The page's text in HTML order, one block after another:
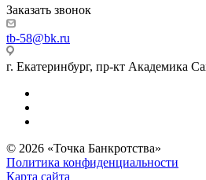
Заказать звонок
tb-58@bk.ru
г. Екатеринбург, пр-кт Академика
© 2026 «Точка Банкротства»
Политика конфиденциальности
Карта сайта